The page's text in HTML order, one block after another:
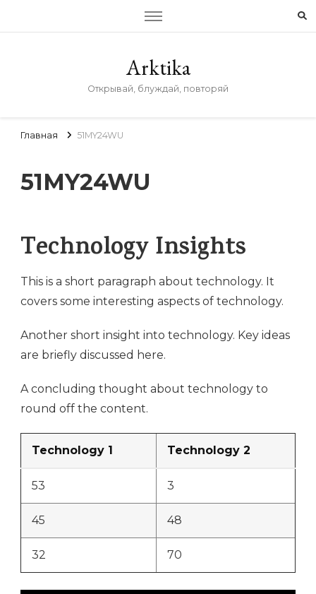
Arktika
Открывай, блуждай, повторяй
Главная 51MY24WU
51MY24WU
Technology Insights
This is a short paragraph about technology. It
covers some interesting aspects of technology.
Another short insight into technology. Key ideas
are briefly discussed here.
A concluding thought about technology to
round off the content.
Technology 1 Technology 2
53 3
45 48
32 70